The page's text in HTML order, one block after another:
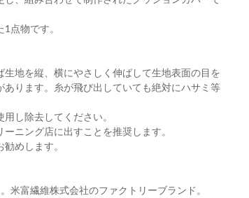
点物です。
地を縦、横にやさしく伸ばして生地表面の目を
ります。糸が飛び出していても絶対にハサミ等
し除去してください。
ニング店に出すことを推奨します。
めします。
米富繊維株式会社のファクトリーブランド。